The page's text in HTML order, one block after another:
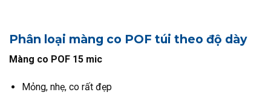
Phân loại màng co POF túi theo độ dày
Màng co POF 15 mic
Mỏng, nhẹ, co rất đẹp